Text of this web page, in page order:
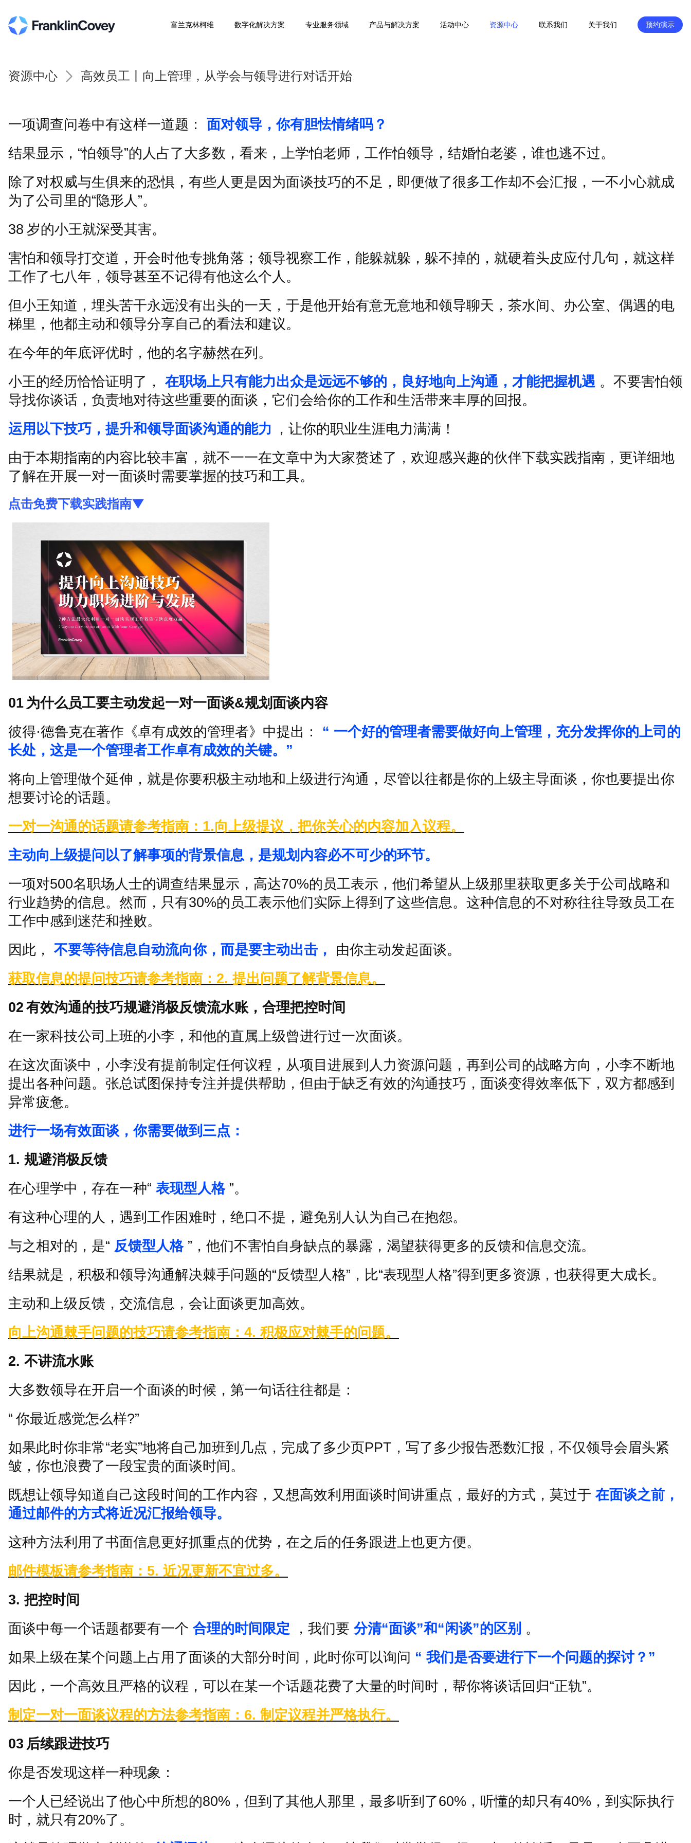
预约演示
关于我们
联系我们
资源中心
活动中心
产品与解决方案
专业服务领域
数字化解决方案
富兰克林柯维
资源中心 高效员工丨向上管理，从学会与领导进行对话开始
一项调查问卷中有这样一道题：
面对领导，你有胆怯情绪吗？
结果显示， “怕领导”的人占了大多数，看来，上学怕老师，工作怕领导，结婚怕老婆，谁也逃不过。
除了对权威与生俱来的恐惧，有些人更是因为面谈技巧的不足，即便做了很多工作却不会汇报，一不小心就成
为了公司里的“隐形人”。
38 岁的小王就深受其害。
害怕和领导打交道，开会时他专挑角落；领导视察工作，能躲就躲，躲不掉的，就硬着头皮应付几句，就这样
工作了七八年，领导甚至不记得有他这么个人。
但小王知道，埋头苦干永远没有出头的一天，于是他开始有意无意地和领导聊天，茶水间、办公室、偶遇的电
梯里，他都主动和领导分享自己的看法和建议。
在今年的年底评优时，他的名字赫然在列。
小王的经历恰恰证明了，
在职场上只有能力出众是远远不够的，良好地向上沟通，才能把握机遇 。不要害怕领
导找你谈话，负责地对待这些重要的面谈，它们会给你的工作和生活带来丰厚的回报。
运用以下技巧，提升和领导面谈沟通的能力
，让你的职业生涯电力满满！
由于本期指南的内容比较丰富，就不一一在文章中为大家赘述了，欢迎感兴趣的伙伴下载实践指南，更详细地
了解在开展一对一面谈时需要掌握的技巧和工具。
点击免费下载实践指南▼
01 为什么员工要主动发起一对一面谈&规划面谈内容
彼得·德鲁克在著作《卓有成效的管理者》中提出： “ 一个好的管理者需要做好向上管理，充分发挥你的上司的
长处，这是一个管理者工作卓有成效的关键。 ”
将向上管理做个延伸，就是你要积极主动地和上级进行沟通，尽管以往都是你的上级主导面谈，你也要提出你
想要讨论的话题。
一对一沟通的话题请参考指南： 1.向上级提议，把你关心的内容加入议程。
主动向上级提问以了解事项的背景信息，是规划内容必不可少的环节。
一项对500名职场人士的调查结果显示，高达70%的员工表示，他们希望从上级那里获取更多关于公司战略和
行业趋势的信息。然而，只有30%的员工表示他们实际上得到了这些信息。这种信息的不对称往往导致员工在
工作中感到迷茫和挫败。
因此，
不要等待信息自动流向你，而是要主动出击，
由你主动发起面谈。
获取信息的提问技巧请参考指南： 2.提出问题了解背景信息。
02 有效沟通的技巧规避消极反馈流水账，合理把控时间
在一家科技公司上班的小李，和他的直属上级曾进行过一次面谈。
在这次面谈中，小李没有提前制定任何议程，从项目进展到人力资源问题，再到公司的战略方向，小李不断地
提出各种问题。张总试图保持专注并提供帮助，但由于缺乏有效的沟通技巧，面谈变得效率低下，双方都感到
异常疲惫。
进行一场有效面谈，你需要做到三点：
1. 规避消极反馈
在心理学中，存在一种“ 表现型人格 ”。
有这种心理的人，遇到工作困难时，绝口不提，避免别人认为自己在抱怨。
与之相对的，是“ 反馈型人格 ” ，他们不害怕自身缺点的暴露，渴望获得更多的反馈和信息交流。
结果就是，积极和领导沟通解决棘手问题的“反馈型人格” ，比“表现型人格”得到更多资源，也获得更大成长。
主动和上级反馈，交流信息，会让面谈更加高效。
向上沟通棘手问题的技巧请参考指南： 4. 积极应对棘手的问题。
2. 不讲流水账
大多数领导在开启一个面谈的时候，第一句话往往都是：
“ 你最近感觉怎么样?”
如果此时你非常“老实”地将自己加班到几点，完成了多少页PPT ，写了多少报告悉数汇报，不仅领导会眉头紧
皱，你也浪费了一段宝贵的面谈时间。
既想让领导知道自己这段时间的工作内容，又想高效利用面谈时间讲重点，最好的方式，莫过于 在面谈之前，
通过邮件的方式将近况汇报给领导。
这种方法利用了书面信息更好抓重点的优势，在之后的任务跟进上也更方便。
邮件模板请参考指南： 5. 近况更新不宜过多。
3.把控时间
面谈中每一个话题都要有一个 合理的时间限定 ，我们要 分清“面谈”和 “闲谈”的区别 。
如果上级在某个问题上占用了面谈的大部分时间，此时你可以询问 “ 我们是否要进行下一个问题的探讨？ ”
因此，一个高效且严格的议程，可以在某一个话题花费了大量的时间时，帮你将谈话回归“正轨”。
制定一对一面谈议程的方法参考指南： 6. 制定议程并严格执行。
03 后续跟进技巧
你是否发现这样一种现象：
一个人已经说出了他心中所想的80% ，但到了其他人那里，最多听到了60% ，听懂的却只有40% ，到实际执行
时，就只有20%了。